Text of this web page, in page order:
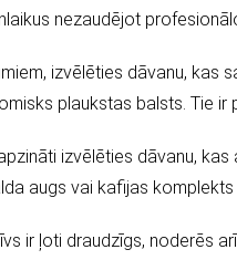
nezaudējot
izvēlēties dāvanu, kas
plaukstas balsts. Tie
izvēlēties dāvanu,
augs vai kafijas
ir ļoti draudzīgs, noderēs